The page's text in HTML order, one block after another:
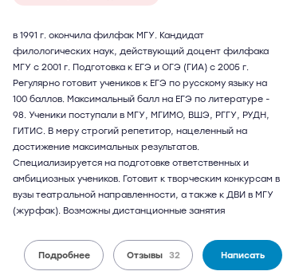
в 1991 г. окончила филфак МГУ. Кандидат
филологических наук, действующий доцент филфака
МГУ с 2001 г. Подготовка к ЕГЭ и ОГЭ (ГИА) с 2005 г.
Регулярно готовит учеников к ЕГЭ по русскому языку на
100 баллов. Максимальный балл на ЕГЭ по литературе -
98. Ученики поступали в МГУ, МГИМО, ВШЭ, РГГУ, РУДН,
ГИТИС. В меру строгий репетитор, нацеленный на
достижение максимальных результатов.
Специализируется на подготовке ответственных и
амбициозных учеников. Готовит к творческим конкурсам в
вузы театральной направленности, а также к ДВИ в МГУ
(журфак). Возможны дистанционные занятия
Подробнее Отзывы 32 Написать